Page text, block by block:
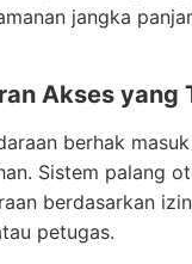
jangka
Akses yang
berhak
Sistem palang
berdasarkan
petugas.